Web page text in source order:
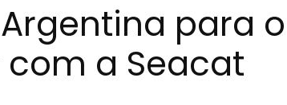
para o
a Seacat